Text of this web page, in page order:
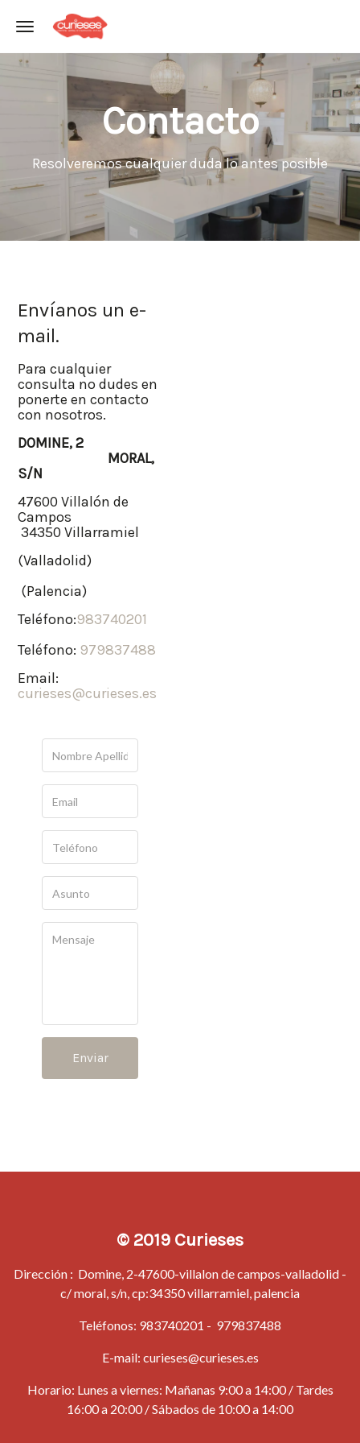
Toggle navigation
Contacto
Resolveremos cualquier duda lo antes posible
Envíanos un e-
mail.
Para cualquier
consulta no dudes en
ponerte en contacto
con nosotros.
DOMINE, 2
MORAL,
S/N
47600 Villalón de
Campos
34350 Villarramiel
(Valladolid)
(Palencia)
Teléfono:983740201
Teléfono: 979837488
Email:
curieses@curieses.es
Enviar
© 2019 Curieses
Dirección : Domine, 2-47600-villalon de campos-valladolid -
c/ moral, s/n, cp:34350 villarramiel, palencia
Teléfonos: 983740201 - 979837488
E-mail: curieses@curieses.es
Horario: Lunes a viernes: Mañanas 9:00 a 14:00 / Tardes
16:00 a 20:00 / Sábados de 10:00 a 14:00